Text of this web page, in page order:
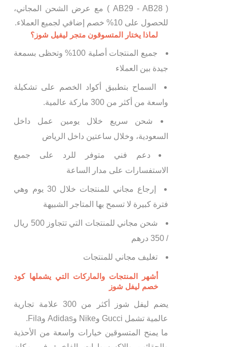
( AB29 - AB28 ) مع عرض الشحن المجاني،
للحصول على 10% خصم إضافي لجميع العملاء.
لماذا يختار المتسوقون متجر ليفيل شوز؟
جميع المنتجات أصلية 100% وتحظى بسمعة
جيدة بين العملاء
السماح بتطبيق أكواد الخصم على تشكيلة
واسعة من أكثر من 300 ماركة عالمية.
شحن سريع خلال يومين عمل داخل
السعودية، وخلال ساعتين داخل الرياض
دعم فني متوفر للرد على جميع
الاستفسارات على مدار الساعة
إرجاع مجاني للمنتجات خلال 30 يوم وهي
فترة كبيرة لا تسمح بها المتاجر الشبيهة
شحن مجاني للمنتجات التي تتجاوز 500 ريال
/ 350 درهم
تغليف مجاني للمنتجات
أشهر المنتجات والماركات التي يشملها كود
خصم ليفل شوز
يضم ليفل شوز أكثر من 300 علامة تجارية
عالمية تشمل Gucci وNike وAdidas وFila.
ما يمنح المتسوقين خيارات واسعة من الأحذية